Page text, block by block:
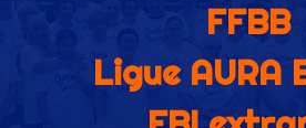
FFBB
Ligue AURA